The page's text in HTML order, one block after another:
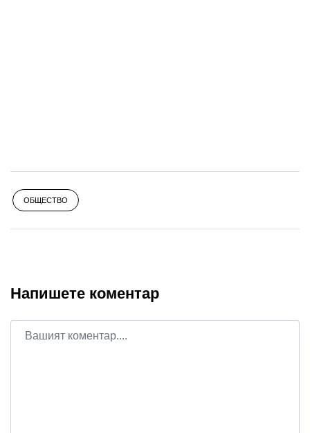
ОБЩЕСТВО
Напишете коментар